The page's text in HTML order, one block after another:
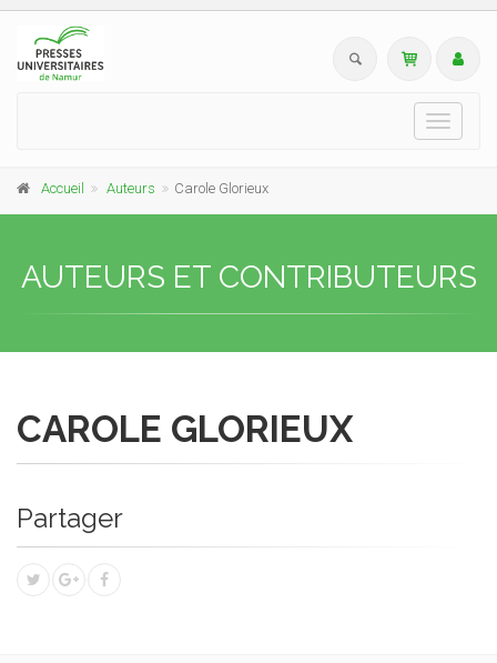
Toggle
Accueil Auteurs Carole Glorieux
AUTEURS ET CONTRIBUTEURS
CAROLE GLORIEUX
Partager